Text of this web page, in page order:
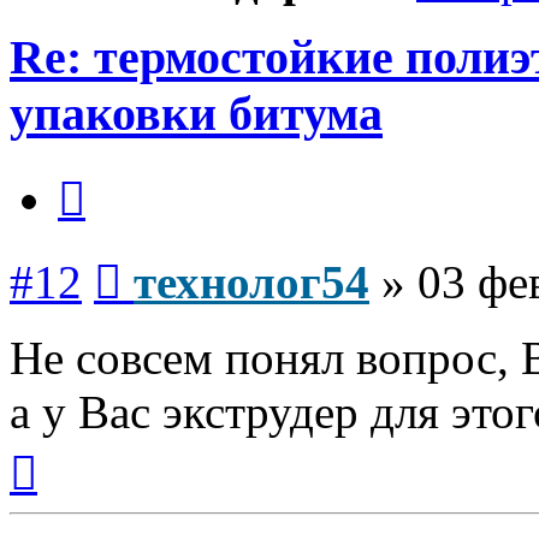
Re: термостойкие
упаковки битума
#12 технолог54 » 03
Не совсем понял вопрос,
а у Вас экструдер для
началу